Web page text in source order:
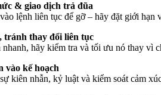
& giao dịch trả đũa
lệnh liên tục để gỡ – hãy đặt giới hạn
tránh thay đổi liên tục
hãy kiểm tra và tối ưu nó thay vì
kế hoạch
kiên nhẫn, kỷ luật và kiểm soát cảm